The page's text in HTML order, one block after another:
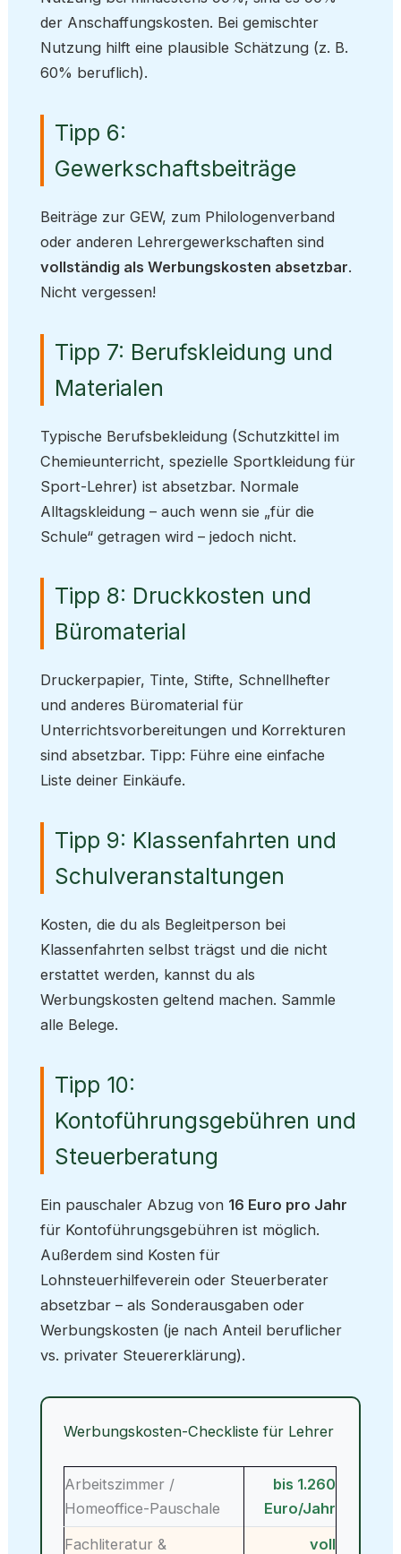
der Anschaffungskosten. Bei gemischter
Nutzung hilft eine plausible Schätzung (z. B.
60% beruflich).
Tipp 6:
Gewerkschaftsbeiträge
Beiträge zur GEW, zum Philologenverband
oder anderen Lehrergewerkschaften sind
vollständig als Werbungskosten absetzbar.
Nicht vergessen!
Tipp 7: Berufskleidung und
Materialen
Typische Berufsbekleidung (Schutzkittel im
Chemieunterricht, spezielle Sportkleidung für
Sport-Lehrer) ist absetzbar. Normale
Alltagskleidung – auch wenn sie „für die
Schule“ getragen wird – jedoch nicht.
Tipp 8: Druckkosten und
Büromaterial
Druckerpapier, Tinte, Stifte, Schnellhefter
und anderes Büromaterial für
Unterrichtsvorbereitungen und Korrekturen
sind absetzbar. Tipp: Führe eine einfache
Liste deiner Einkäufe.
Tipp 9: Klassenfahrten und
Schulveranstaltungen
Kosten, die du als Begleitperson bei
Klassenfahrten selbst trägst und die nicht
erstattet werden, kannst du als
Werbungskosten geltend machen. Sammle
alle Belege.
Tipp 10:
Kontoführungsgebühren und
Steuerberatung
Ein pauschaler Abzug von 16 Euro pro Jahr
für Kontoführungsgebühren ist möglich.
Außerdem sind Kosten für
Lohnsteuerhilfeverein oder Steuerberater
absetzbar – als Sonderausgaben oder
Werbungskosten (je nach Anteil beruflicher
vs. privater Steuererklärung).
Werbungskosten-Checkliste für Lehrer
Arbeitszimmer /
Homeoffice-Pauschale
bis 1.260
Euro/Jahr
Fachliteratur &
voll